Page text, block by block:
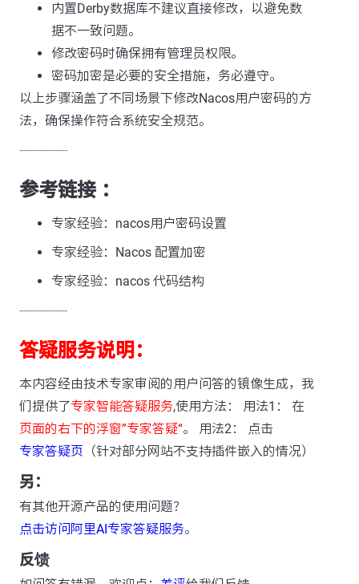
内置Derby数据库不建议直接修改，以避免数
据不一致问题。
修改密码时确保拥有管理员权限。
密码加密是必要的安全措施，务必遵守。
以上步骤涵盖了不同场景下修改Nacos用户密码的方
法，确保操作符合系统安全规范。
---------------
参考链接 ：
专家经验：nacos用户密码设置
专家经验：Nacos 配置加密
专家经验：nacos 代码结构
---------------
答疑服务说明：
本内容经由技术专家审阅的用户问答的镜像生成，我
们提供了专家智能答疑服务,使用方法： 用法1： 在
页面的右下的浮窗”专家答疑“。 用法2： 点击
专家答疑页 （针对部分网站不支持插件嵌入的情况）
另：
有其他开源产品的使用问题？
点击访问阿里AI专家答疑服务。
反馈